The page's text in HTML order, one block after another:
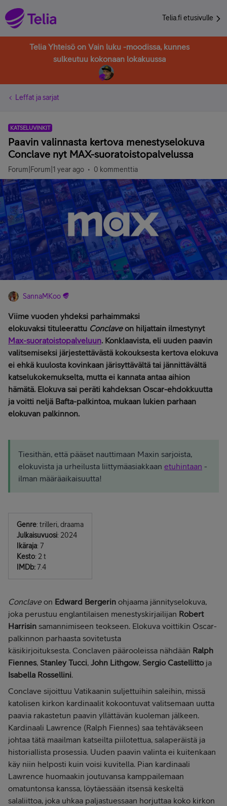
Telia.fi etusivulle
Telia Yhteisö on Vain luku -moodissa, kunnes
sulkeutuu kokonaan lokakuussa
Leffat ja sarjat
KATSELUVINKIT
Paavin valinnasta kertova menestyselokuva
Conclave nyt MAX-suoratoistopalvelussa
Forum|Forum|1 year ago 0 kommenttia
SannaMKoo
Viime vuoden yhdeksi parhaimmaksi
elokuvaksi tituleerattu Conclaveon hiljattain ilmestynyt
Max-suoratoistopalveluun. Konklaavista, eli uuden paavin
valitsemiseksi järjestettävästä kokouksesta kertova elokuva
ei ehkä kuulosta kovinkaan järisyttävältä tai jännittävältä
katselukokemukselta, mutta ei kannata antaa aihion
hämätä. Elokuva sai peräti kahdeksan Oscar-ehdokkuutta
ja voitti neljä Bafta-palkintoa, mukaan lukien parhaan
elokuvan palkinnon.
Tiesithän, että pääset nauttimaan Maxin sarjoista,
elokuvista ja urheilusta liittymäasiakkaan etuhintaan -
ilman määräaikaisuutta!
Genre: trilleri, draama
Julkaisuvuosi: 2024
Ikäraja: 7
Kesto: 2 t
IMDb:7.4
Conclaveon Edward Bergerin ohjaama jännityselokuva,
joka perustuu englantilaisen menestyskirjailijan Robert
Harrisin samannimiseen teokseen. Elokuva voittikin Oscar-
palkinnon parhaasta sovitetusta
käsikirjoituksesta. Conclaven päärooleissa nähdään Ralph
Fiennes, Stanley Tucci, John Lithgow, Sergio Castellittoja
Isabella Rossellini.
Conclave sijoittuu Vatikaanin suljettuihin saleihin, missä
katolisen kirkon kardinaalit kokoontuvat valitsemaan uutta
paavia rakastetun paavin yllättävän kuoleman jälkeen.
Kardinaali Lawrence (Ralph Fiennes) saa tehtäväkseen
johtaa tätä maailman katseilta piilotettua, salaperäistä ja
historiallista prosessia. Uuden paavin valinta ei kuitenkaan
käy niin helposti kuin voisi kuvitella. Pian kardinaali
Lawrence huomaakin joutuvansa kamppailemaan
omatuntonsa kanssa, löytäessään itsensä keskeltä
salaliittoa, joka uhkaa paljastuessaan horjuttaa koko kirkon